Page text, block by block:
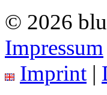
© 2026
Impressum
Imprint |